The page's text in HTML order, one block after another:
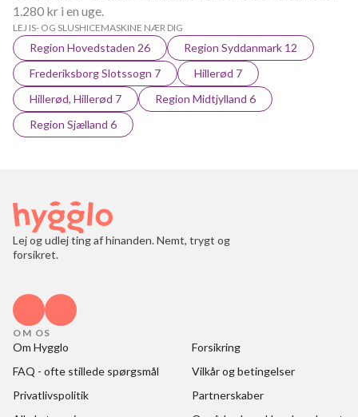
1.280 kr i en uge.
LEJ IS- OG SLUSHICEMASKINE NÆR DIG
Region Hovedstaden 26
Region Syddanmark 12
Frederiksborg Slotssogn 7
Hillerød 7
Hillerød, Hillerød 7
Region Midtjylland 6
Region Sjælland 6
Lej og udlej ting af hinanden. Nemt, trygt og
forsikret.
OM OS
Om Hygglo
Forsikring
FAQ - ofte stillede spørgsmål
Vilkår og betingelser
Privatlivspolitik
Partnerskaber